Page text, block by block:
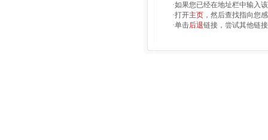
·如果您已经在地址栏中输入
·打开主页 ，然后查找指向您
·单击后退链接，尝试其他链